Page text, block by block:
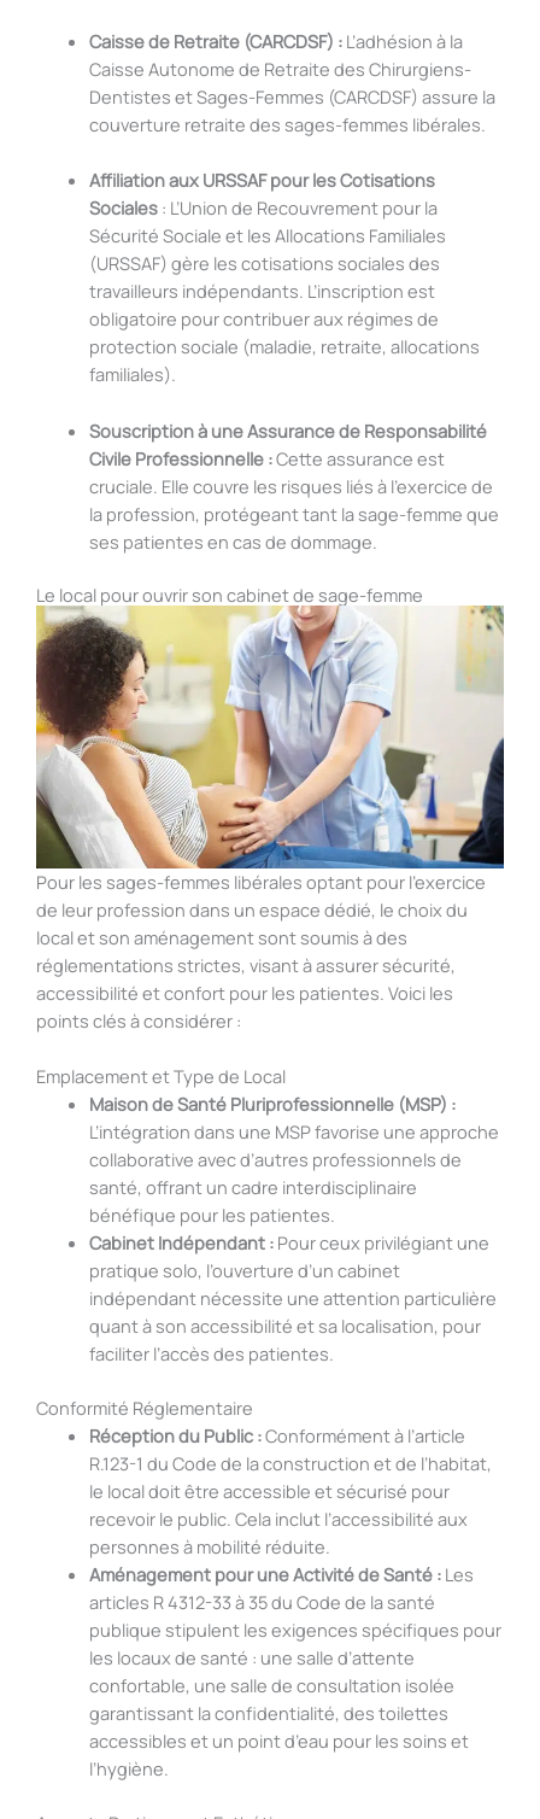
Caisse de Retraite (CARCDSF) : L’adhésion à la
Caisse Autonome de Retraite des Chirurgiens-
Dentistes et Sages-Femmes (CARCDSF) assure la
couverture retraite des sages-femmes libérales.
Affiliation aux URSSAF pour les Cotisations
Sociales: L’Union de Recouvrement pour la
Sécurité Sociale et les Allocations Familiales
(URSSAF) gère les cotisations sociales des
travailleurs indépendants. L’inscription est
obligatoire pour contribuer aux régimes de
protection sociale (maladie, retraite, allocations
familiales).
Souscription à une Assurance de Responsabilité
Civile Professionnelle :Cette assurance est
cruciale. Elle couvre les risques liés à l’exercice de
la profession, protégeant tant la sage-femme que
ses patientes en cas de dommage.
Le local pour ouvrir son cabinet de sage-femme
Pour les sages-femmes libérales optant pour l’exercice
de leur profession dans un espace dédié, le choix du
local et son aménagement sont soumis à des
réglementations strictes, visant à assurer sécurité,
accessibilité et confort pour les patientes. Voici les
points clés à considérer :
Emplacement et Type de Local
Maison de Santé Pluriprofessionnelle (MSP) :
L’intégration dans une MSP favorise une approche
collaborative avec d’autres professionnels de
santé, offrant un cadre interdisciplinaire
bénéfique pour les patientes.
Cabinet Indépendant :Pour ceux privilégiant une
pratique solo, l’ouverture d’un cabinet
indépendant nécessite une attention particulière
quant à son accessibilité et sa localisation, pour
faciliter l’accès des patientes.
Conformité Réglementaire
Réception du Public :Conformément à l’article
R.123-1 du Code de la construction et de l’habitat,
le local doit être accessible et sécurisé pour
recevoir le public. Cela inclut l’accessibilité aux
personnes à mobilité réduite.
Aménagement pour une Activité de Santé :Les
articles R 4312-33 à 35 du Code de la santé
publique stipulent les exigences spécifiques pour
les locaux de santé : une salle d’attente
confortable, une salle de consultation isolée
garantissant la confidentialité, des toilettes
accessibles et un point d’eau pour les soins et
l’hygiène.